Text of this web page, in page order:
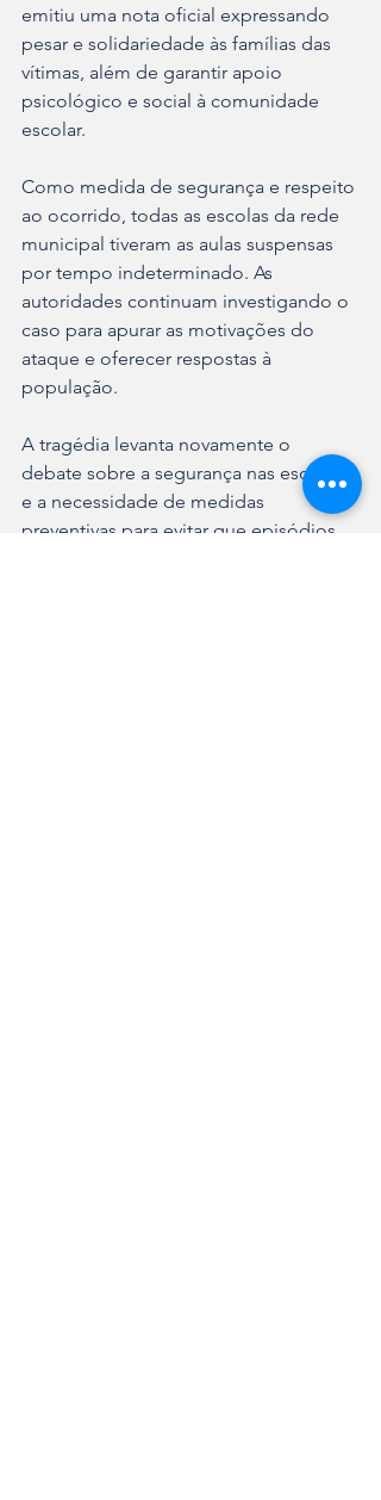
emitiu uma nota oficial expressando
pesar e solidariedade às famílias das
vítimas, além de garantir apoio
psicológico e social à comunidade
escolar.
Como medida de segurança e respeito
ao ocorrido, todas as escolas da rede
municipal tiveram as aulas suspensas
por tempo indeterminado. As
autoridades continuam investigando o
caso para apurar as motivações do
ataque e oferecer respostas à
população.
A tragédia levanta novamente o
debate sobre a segurança nas escolas
e a necessidade de medidas
preventivas para evitar que episódios